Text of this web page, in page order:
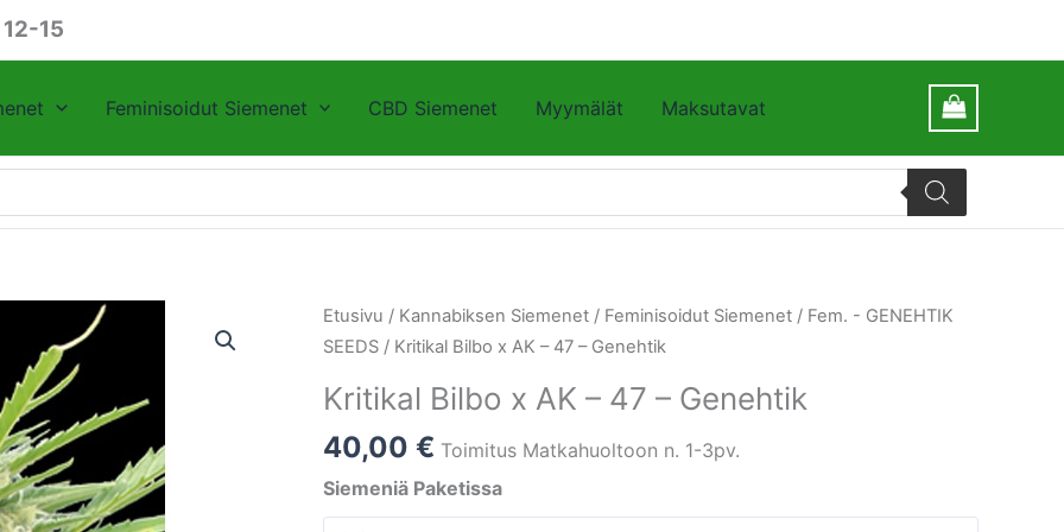
15
Feminisoidut Siemenet CBD Siemenet Myymälät Maksutavat
Etusivu / Kannabiksen Siemenet / Feminisoidut Siemenet / Fem. - GENEHTIK
SEEDS / Kritikal Bilbo x AK – 47 – Genehtik
Kritikal Bilbo x AK – 47 – Genehtik
40,00 € Toimitus Matkahuoltoon n. 1-3pv.
Siemeniä Paketissa
Kritikal
Bilbo
AK
-
-